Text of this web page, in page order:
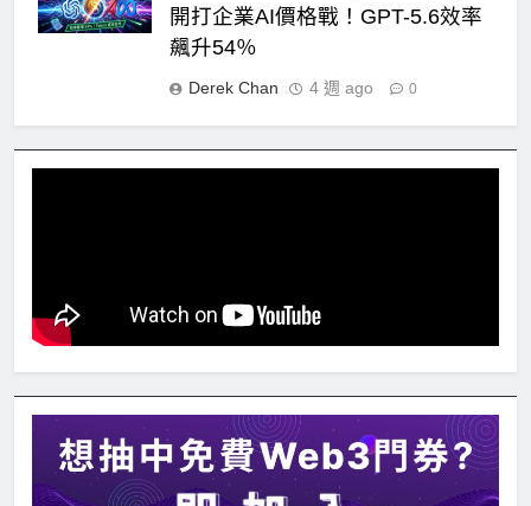
開打企業AI價格戰！GPT-5.6效率
飆升54％
Derek Chan 4 週 ago 0